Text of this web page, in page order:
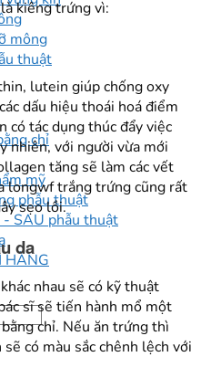
mông
thuật
chỉ
mỹ
phẫu thuật
- SAU phẫu thuật
HÀNG
kiêng trứng vì:
lutein giúp chống oxy
dấu hiệu thoái hoá điểm
có tác dụng thúc đẩy việc
nhiên, với người vừa mới
tăng sẽ làm các vết
longwf trắng trứng cũng rất
sẹo lồi.
da
nhau sẽ có kỹ thuật
sĩ sẽ tiến hành mổ một
chỉ. Nếu ăn trứng thì
có màu sắc chênh lệch với